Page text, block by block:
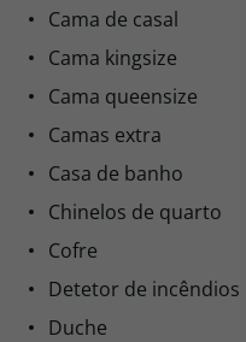
Cama de casal
Cama kingsize
Cama queensize
Camas extra
Casa de banho
Chinelos de quarto
Cofre
Detetor de incêndios
Duche